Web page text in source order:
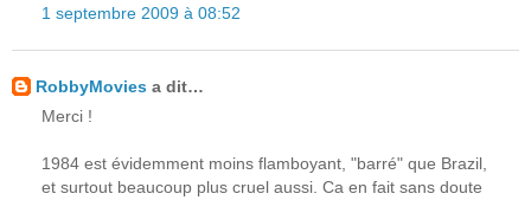
1 septembre 2009 à 08:52
RobbyMovies a dit…
Merci !
1984 est évidemment moins flamboyant, "barré" que Brazil,
et surtout beaucoup plus cruel aussi. Ca en fait sans doute